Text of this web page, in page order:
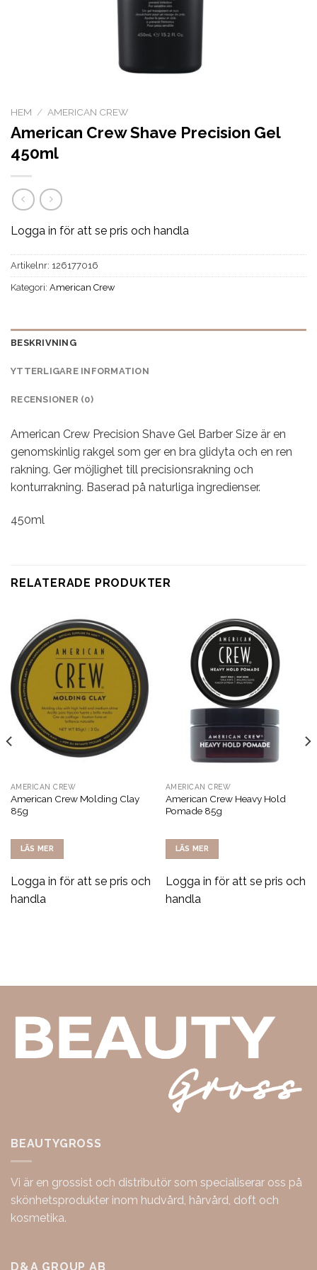
HEM / AMERICAN CREW
American Crew Shave Precision Gel
450ml
Logga in för att se pris och handla
Artikelnr: 126177016
Kategori: American Crew
BESKRIVNING
YTTERLIGARE INFORMATION
RECENSIONER (0)
American Crew Precision Shave Gel Barber Size är en
genomskinlig rakgel som ger en bra glidyta och en ren
rakning. Ger möjlighet till precisionsrakning och
konturrakning. Baserad på naturliga ingredienser.
450ml
RELATERADE PRODUKTER
AMERICAN CREW
American Crew Molding Clay
85g
LÄS MER
Logga in för att se pris och
handla
AMERICAN CREW
American Crew Heavy Hold
Pomade 85g
LÄS MER
Logga in för att se pris och
handla
BEAUTYGROSS
Vi är en grossist och distributör som specialiserar oss på
skönhetsprodukter inom hudvård, hårvård, doft och
kosmetika.
D&A GROUP AB